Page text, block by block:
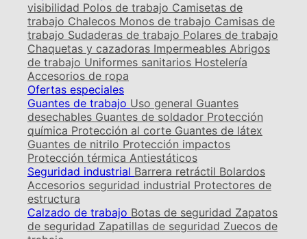
visibilidad Polos de trabajo Camisetas de
trabajo Chalecos Monos de trabajo Camisas de
trabajo Sudaderas de trabajo Polares de trabajo
Chaquetas y cazadoras Impermeables Abrigos
de trabajo Uniformes sanitarios Hostelería
Accesorios de ropa
Ofertas especiales
Guantes de trabajo Uso general Guantes
desechables Guantes de soldador Protección
química Protección al corte Guantes de látex
Guantes de nitrilo Protección impactos
Protección térmica Antiestáticos
Seguridad industrial Barrera retráctil Bolardos
Accesorios seguridad industrial Protectores de
estructura
Calzado de trabajo Botas de seguridad Zapatos
de seguridad Zapatillas de seguridad Zuecos de